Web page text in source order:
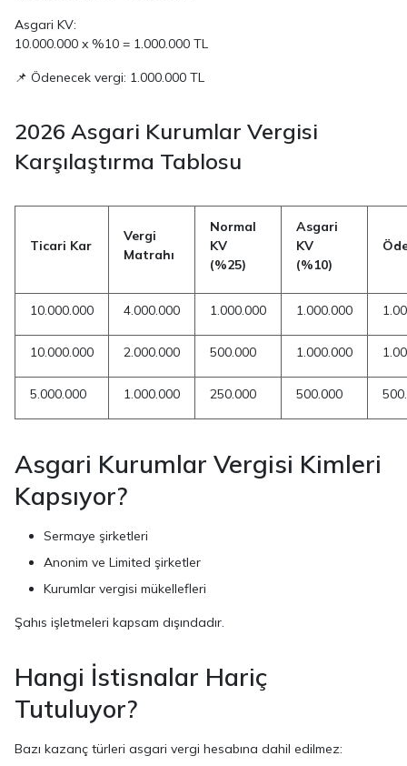
Asgari KV:
10.000.000 x %10 = 1.000.000 TL
📌 Ödenecek vergi: 1.000.000 TL
2026 Asgari Kurumlar Vergisi
Karşılaştırma Tablosu
Ticari Kar
Vergi
Matrahı
Normal
KV
(%25)
Asgari
KV
(%10)
10.000.000 4.000.000 1.000.000 1.000.000
10.000.000 2.000.000 500.000 1.000.000
5.000.000 1.000.000 250.000 500.000
Asgari Kurumlar Vergisi Kimleri
Kapsıyor?
Sermaye şirketleri
Anonim ve Limited şirketler
Kurumlar vergisi mükellefleri
Şahıs işletmeleri kapsam dışındadır.
Hangi İstisnalar Hariç
Tutuluyor?
Bazı kazanç türleri asgari vergi hesabına dahil edilmez: